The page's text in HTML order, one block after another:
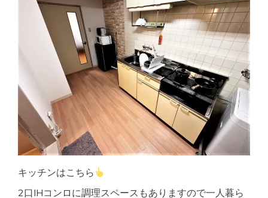
キッチンはこちら
2口IHコンロに調理スペースもありますので一人暮ら